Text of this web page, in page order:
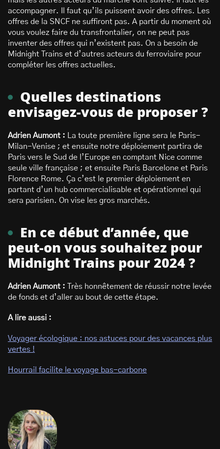
accompagner. Il faut qu’ils puissent avoir des offres. Les
offres de la SNCF ne suffiront pas. A partir du moment où
vous voulez faire du transfrontalier, on ne peut pas
inventer des offres qui n’existent pas. On a besoin de
Midnight Trains et d’autres acteurs du ferroviaire pour
compléter les offres actuelles.
Quelles destinations
envisagez-vous de proposer ?
Adrien Aumont :
La toute première ligne sera le Paris-
Milan-Venise ; et ensuite notre déploiement partira de
Paris vers le Sud de l’Europe en comptant Nice comme
seule ville française ; et ensuite Paris Barcelone et Paris
Florence Rome. Ça c’est le premier déploiement en
partant d’un hub commercialisable et opérationnel qui
sera parisien. On vise les gros marchés.
En ce début d’année, que
peut-on vous souhaitez pour
Midnight Trains pour 2024 ?
Adrien Aumont :
Très honnêtement de réussir notre levée
de fonds et d’aller au bout de cette étape.
A lire aussi :
Voyager écologique : nos astuces pour des vacances plus
vertes !
Hourrail facilite le voyage bas-carbone